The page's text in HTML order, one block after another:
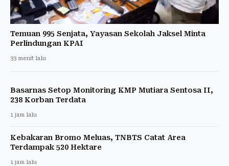
Temuan 995 Senjata, Yayasan Sekolah Jaksel Minta
Perlindungan KPAI
33 menit lalu
Basarnas Setop Monitoring KMP Mutiara Sentosa II,
238 Korban Terdata
1 jam lalu
Kebakaran Bromo Meluas, TNBTS Catat Area
Terdampak 520 Hektare
1 jam lalu